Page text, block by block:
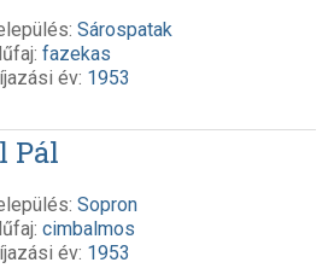
Sárospatak
fazekas
év: 1953
Pál
Sopron
cimbalmos
év: 1953